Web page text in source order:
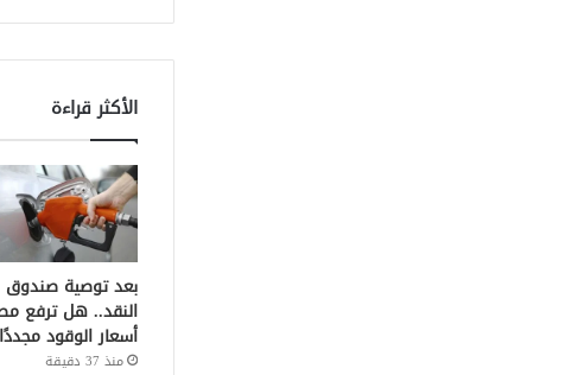
الأكثر قراءة
بعد توصية صندوق
النقد.. هل ترفع
أسعار الوقود
منذ 37 دقيقة